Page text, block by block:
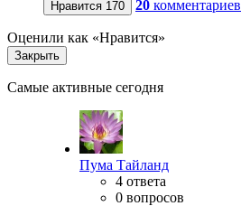
Нравится 170 20 комментариев
Оценили как «Нравится»
Закрыть
Самые активные сегодня
Пума Тайланд
4 ответа
0 вопросов